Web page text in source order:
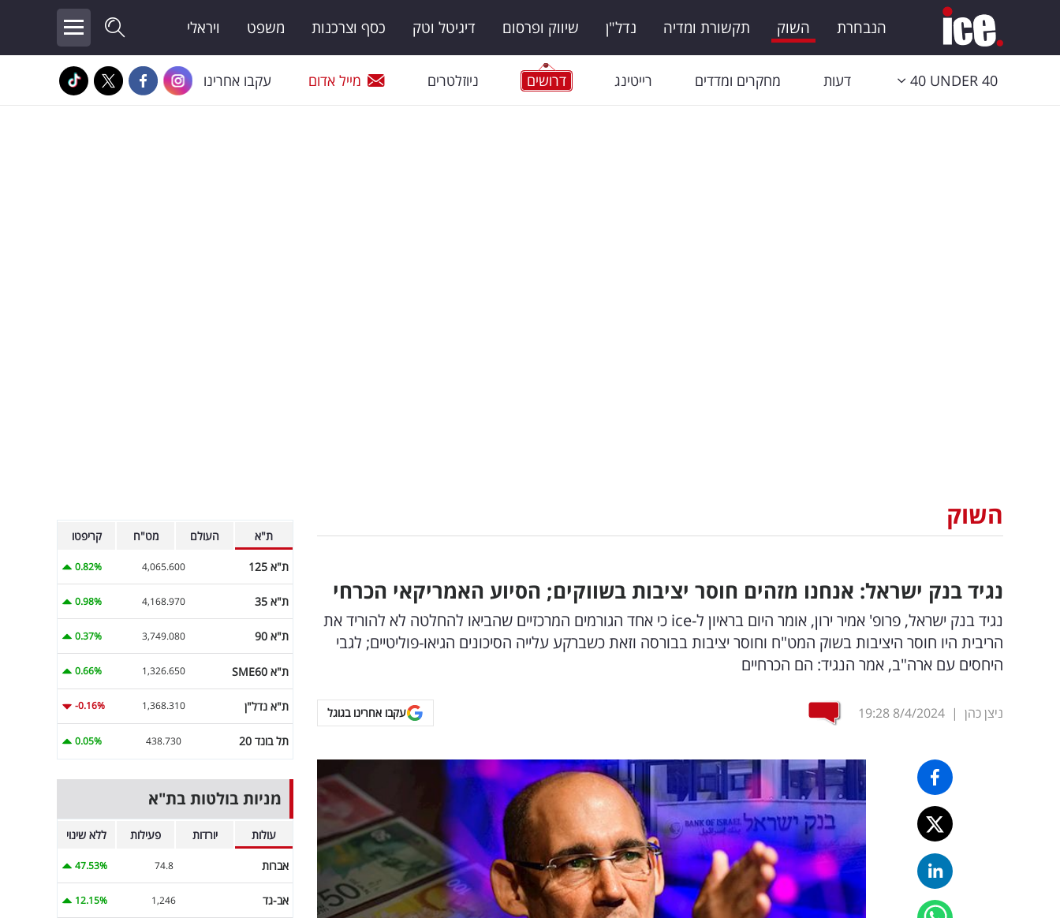
הנבחרת השוק תקשורת ומדיה נדל"ן שיווק ופרסום דיגיטל וטק כסף וצרכנות משפט ויראלי
40 UNDER 40 דעות מחקרים ומדדים רייטינג דרושים ניוזלטרים מייל אדום עקבו אחרינו
השוק
נגיד בנק ישראל: אנחנו מזהים חוסר יציבות בשווקים; הסיוע האמריקאי הכרחי
נגיד בנק ישראל, פרופ' אמיר ירון, אומר היום בראיון ל-ice כי אחד הגורמים המרכזיים שהביאו להחלטה לא להוריד את
הריבית היו חוסר היציבות בשוק המט"ח וחוסר יציבות בבורסה וזאת כשברקע עלייה הסיכונים הגיאו-פוליטיים; לגבי
היחסים עם ארה"ב, אמר הנגיד: הם הכרחיים
ניצן כהן |
8/4/2024
19:28 עקבו אחרינו בגוגל
ת"א העולם מט"ח קריפטו
ת"א 125 4,065.600
0.82%
ת"א 35 4,168.970
0.98%
ת"א 90 3,749.080
0.37%
ת"א SME60 1,326.650
0.66%
ת"א נדל"ן 1,368.310
-0.16%
תל בונד 20 438.730
0.05%
מניות בולטות בת"א
עולות יורדות פעילות ללא שינוי
אברות 74.8
47.53%
אב-גד 1,246
12.15%